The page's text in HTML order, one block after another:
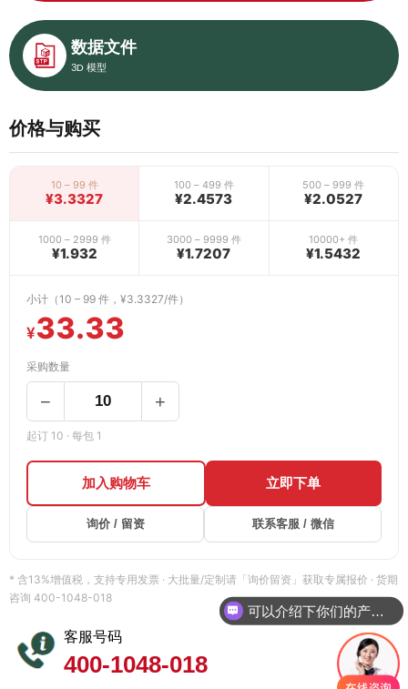
数据文件
3D 模型
价格与购买
10 – 99 件
¥3.3327
100 – 499 件
¥2.4573
500 – 999 件
¥2.0527
1000 – 2999 件
¥1.932
3000 – 9999 件
¥1.7207
10000+ 件
¥1.5432
采购数量
− +
起订 10 · 每包 1
小计（10 – 99 件，¥3.3327/件）
¥33.33
加入购物车 立即下单
询价 / 留资 联系客服 / 微信
* 含13%增值税，支持专用发票 · 大批量/定制请「询价留资」获取专属报价 · 货期
咨询 400-1048-018
客服号码
400-1048-018
可以介绍下你们的产品么